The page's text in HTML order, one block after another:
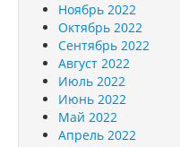
Ноябрь 2022
Октябрь 2022
Сентябрь 2022
Август 2022
Июль 2022
Июнь 2022
Май 2022
Апрель 2022